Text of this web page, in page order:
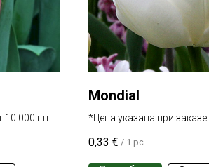
10 000 шт.
Mondial
*Цена указана при
0,33 € / 1 pc